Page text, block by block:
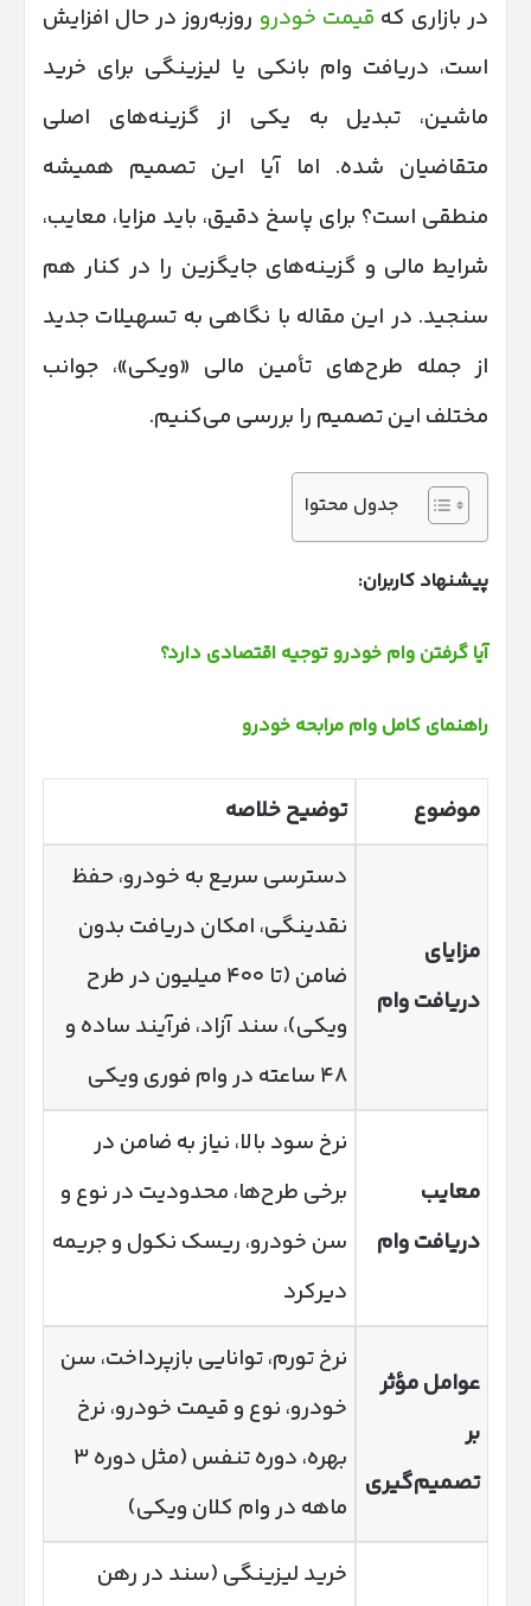
در بازاری که قیمت خودرو روزبه‌روز در حال افزایش
است، دریافت وام بانکی یا لیزینگی برای خرید
ماشین، تبدیل به یکی از گزینه‌های اصلی
متقاضیان شده. اما آیا این تصمیم همیشه
منطقی است؟ برای پاسخ دقیق، باید مزایا، معایب،
شرایط مالی و گزینه‌های جایگزین را در کنار هم
سنجید. در این مقاله با نگاهی به تسهیلات جدید
از جمله طرح‌های تأمین مالی «ویکی»، جوانب
مختلف این تصمیم را بررسی می‌کنیم.
جدول محتوا
پیشنهاد کاربران:
آیا گرفتن وام خودرو توجیه اقتصادی دارد؟
راهنمای کامل وام مرابحه خودرو
موضوع توضیح خلاصه
مزایای
دریافت وام
دسترسی سریع به خودرو، حفظ
نقدینگی، امکان دریافت بدون
ضامن (تا ۴۰۰ میلیون در طرح
ویکی)، سند آزاد، فرآیند ساده و
۴۸ ساعته در وام فوری ویکی
معایب
دریافت وام
نرخ سود بالا، نیاز به ضامن در
برخی طرح‌ها، محدودیت در نوع و
سن خودرو، ریسک نکول و جریمه
دیرکرد
عوامل مؤثر
بر
تصمیم‌گیری
نرخ تورم، توانایی بازپرداخت، سن
خودرو، نوع و قیمت خودرو، نرخ
بهره، دوره تنفس (مثل دوره ۳
ماهه در وام کلان ویکی)
خرید لیزینگی (سند در رهن